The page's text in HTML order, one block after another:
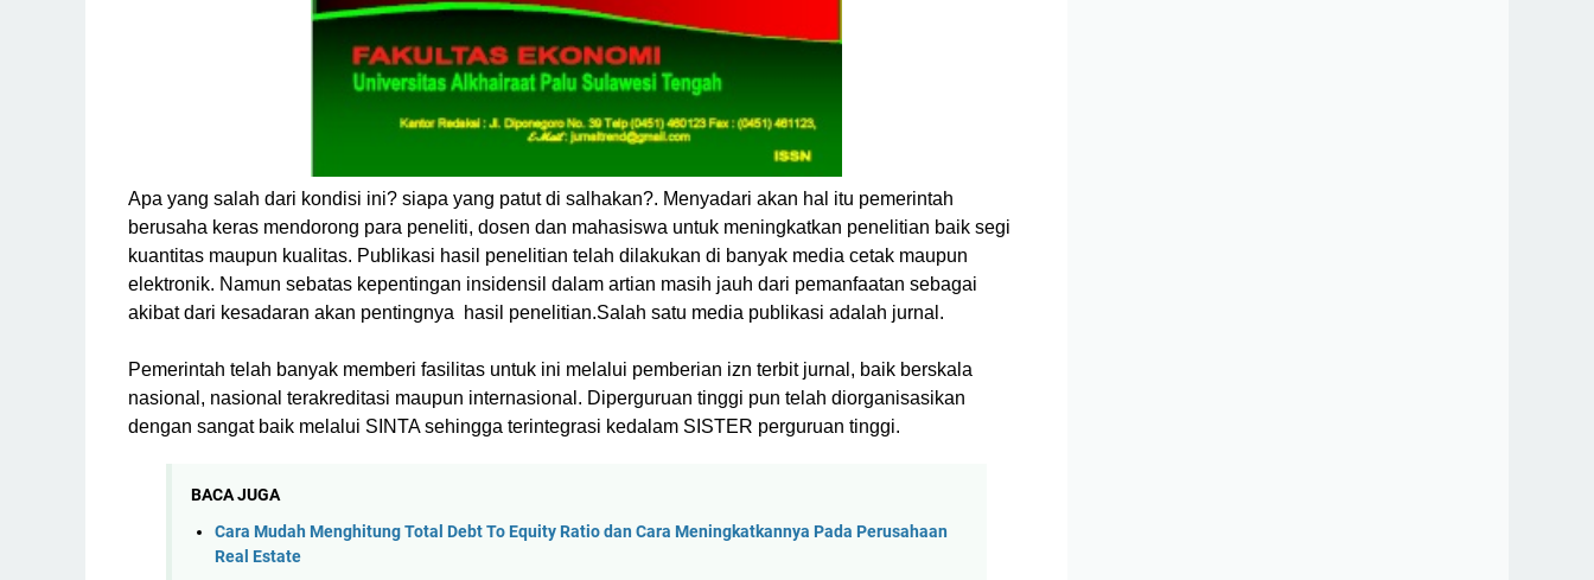
Apa yang salah dari kondisi ini? siapa yang patut di salhakan?. Menyadari akan hal itu pemerintah
berusaha keras mendorong para peneliti, dosen dan mahasiswa untuk meningkatkan penelitian baik segi
kuantitas maupun kualitas. Publikasi hasil penelitian telah dilakukan di banyak media cetak maupun
elektronik. Namun sebatas kepentingan insidensil dalam artian masih jauh dari pemanfaatan sebagai
akibat dari kesadaran akan pentingnya hasil penelitian.Salah satu media publikasi adalah jurnal.
Pemerintah telah banyak memberi fasilitas untuk ini melalui pemberian izn terbit jurnal, baik berskala
nasional, nasional terakreditasi maupun internasional. Diperguruan tinggi pun telah diorganisasikan
dengan sangat baik melalui SINTA sehingga terintegrasi kedalam SISTER perguruan tinggi.
BACA JUGA
Cara Mudah Menghitung Total Debt To Equity Ratio dan Cara Meningkatkannya Pada Perusahaan
Real Estate